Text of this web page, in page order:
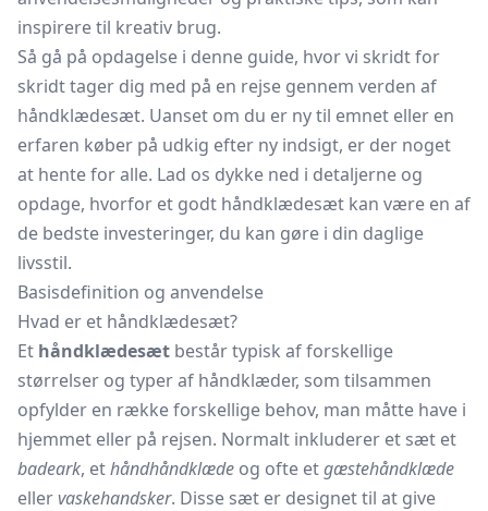
inspirere til kreativ brug.
Så gå på opdagelse i denne guide, hvor vi skridt for
skridt tager dig med på en rejse gennem verden af
håndklædesæt. Uanset om du er ny til emnet eller en
erfaren køber på udkig efter ny indsigt, er der noget
at hente for alle. Lad os dykke ned i detaljerne og
opdage, hvorfor et godt håndklædesæt kan være en af
de bedste investeringer, du kan gøre i din daglige
livsstil.
Basisdefinition og anvendelse
Hvad er et håndklædesæt?
Et håndklædesæt består typisk af forskellige
størrelser og typer af håndklæder, som tilsammen
opfylder en række forskellige behov, man måtte have i
hjemmet eller på rejsen. Normalt inkluderer et sæt et
badeark, ethåndhåndklæde og ofte etgæstehåndklæde
ellervaskehandsker. Disse sæt er designet til at give